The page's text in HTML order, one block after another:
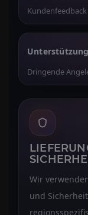
Dringende
Wir
und